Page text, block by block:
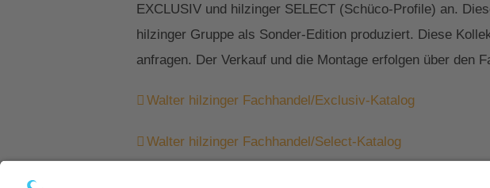
EXCLUSIV und hilzinger SELECT (Schüco-Profile) an.
hilzinger Gruppe als Sonder-Edition produziert. Diese
anfragen. Der Verkauf und die Montage erfolgen über den
Walter hilzinger Fachhandel/Exclusiv-Katalog
Walter hilzinger Fachhandel/Select-Katalog